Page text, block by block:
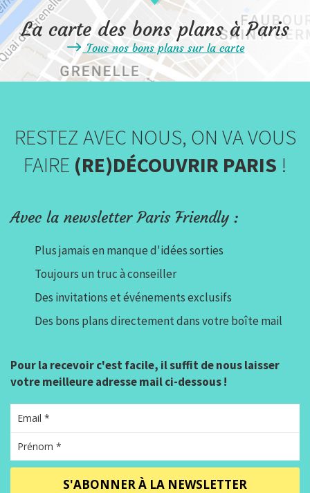
La carte des bons plans à Paris
Tous nos bons plans sur la carte
RESTEZ AVEC NOUS, ON VA VOUS
FAIRE (RE)DÉCOUVRIR PARIS !
Avec la newsletter Paris Friendly :
Plus jamais en manque d'idées sorties
Toujours un truc à conseiller
Des invitations et événements exclusifs
Des bons plans directement dans votre boîte mail
Pour la recevoir c'est facile, il suffit de nous laisser
votre meilleure adresse mail ci-dessous !
S'ABONNER À LA NEWSLETTER